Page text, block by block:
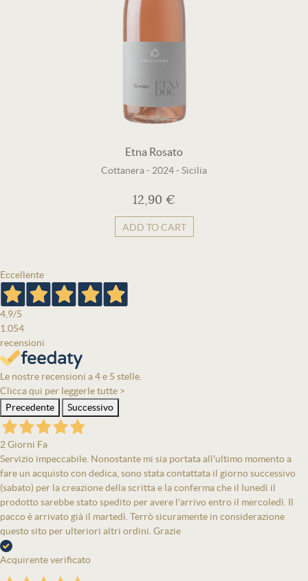
Etna Rosato
Cottanera- 2024- Sicilia
12,90 €
ADD TO CART
Eccellente
4,9/5
1.054
recensioni
Le nostre recensioni a 4 e 5 stelle.
Clicca qui per leggerle tutte >
Precedente
Successivo
2 Giorni Fa
Servizio impeccabile. Nonostante mi sia portata all'ultimo momento a
fare un acquisto con dedica, sono stata contattata il giorno successivo
(sabato) per la creazione della scritta e la conferma che il lunedì il
prodotto sarebbe stato spedito per avere l'arrivo entro il mercoledì. Il
pacco è arrivato già il martedì. Terrò sicuramente in considerazione
questo sito per ulteriori altri ordini. Grazie
Acquirente verificato